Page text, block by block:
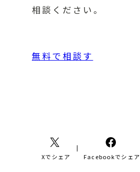
相談ください。
無料で相談す
Xでシェア Facebookでシェア